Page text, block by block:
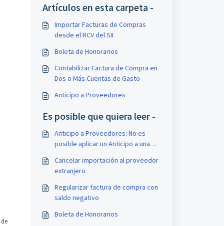
Artículos en esta carpeta -
Importar Facturas de Compras
desde el RCV del SII
Boleta de Honorarios
Contabilizar Factura de Compra en
Dos o Más Cuentas de Gasto
Anticipo a Proveedores
Es posible que quiera leer -
Anticipo a Proveedores: No es
posible aplicar un Anticipo a una
Cancelar importación al proveedor
extranjero
Regularizar factura de compra con
saldo negativo
Boleta de Honorarios